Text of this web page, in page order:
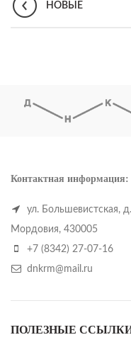
НОВЫЕ
Контактная информация:
ул. Большевистская,
Мордовия, 430005
+7 (8342) 27-07-16
dnkrm@mail.ru
ПОЛЕЗНЫЕ